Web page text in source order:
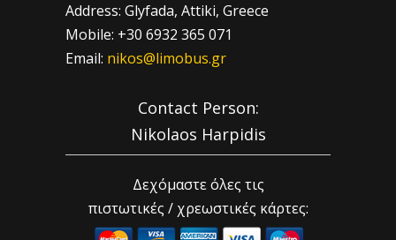
Address: Glyfada, Attiki, Greece
Mobile: +30 6932 365 071
Email: nikos@limobus.gr
Contact Person:
Nikolaos Harpidis
Δεχόμαστε όλες τις
πιστωτικές / χρεωστικές κάρτες: